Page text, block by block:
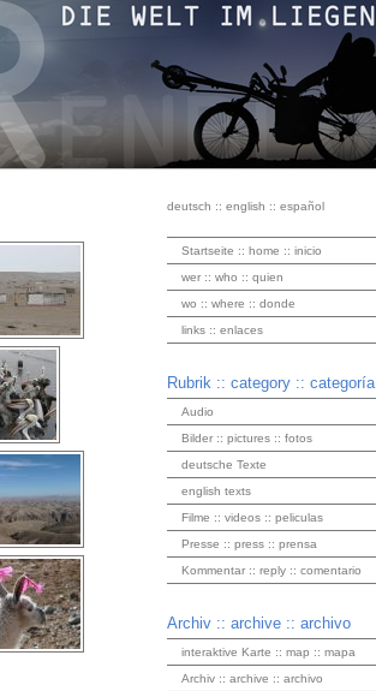
deutsch :: english :: español
Startseite :: home :: inicio
wer :: who :: quien
wo :: where :: donde
links :: enlaces
Rubrik :: category :: categoría
Audio
Bilder :: pictures :: fotos
deutsche Texte
english texts
Filme :: videos :: peliculas
Presse :: press :: prensa
Kommentar :: reply :: comentario
Archiv :: archive :: archivo
interaktive Karte :: map :: mapa
Archiv :: archive :: archivo